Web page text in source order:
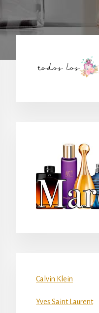
lateral
Calvin Klein
Yves Saint Laurent